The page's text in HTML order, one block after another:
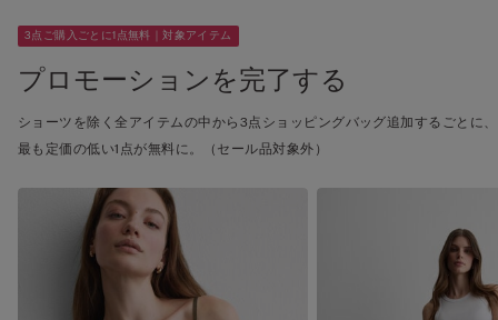
3点ご購入ごとに1点無料｜対象アイテム
プロモーションを完了する
ショーツを除く全アイテムの中から3点ショッピングバッグ追加するごとに、
最も定価の低い1点が無料に。（セール品対象外）